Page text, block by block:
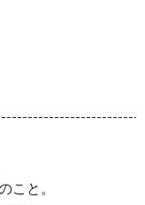
こと。